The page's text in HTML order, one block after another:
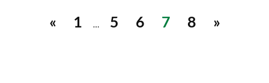
« 1 … 5 6 7 8 »